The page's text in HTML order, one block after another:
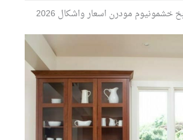
مودرن اسعار واشكال 2026